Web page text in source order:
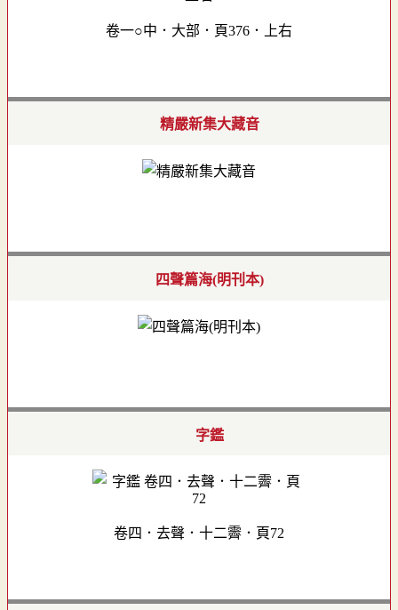
卷一○中．大部．頁376．上右
精嚴新集大藏音
四聲篇海(明刊本)
字鑑
卷四．去聲．十二霽．頁72